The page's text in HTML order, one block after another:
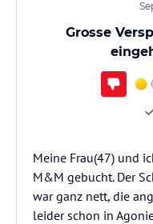
Grosse
Meine Frau(47) und
M&M gebucht. Der
war ganz nett, die
leider schon in